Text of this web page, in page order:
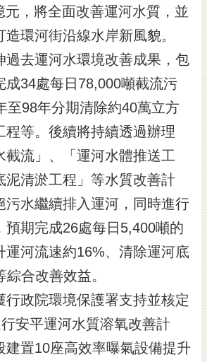
元，將全面改善運河水質，並
環河街沿線水岸新風貌。
過去運河水環境改善成果，包
成34處每日78,000噸截流污
至98年分期清除約40萬立方
程等。後續將持續透過辦理
截流」、「運河水體推送工
泥清淤工程」等水質改善計
污水繼續排入運河，同時進行
預期完成26處每日5,400噸的
運河流速約16%、清除運河底
合改善效益。
行政院環境保護署支持並核定
安平運河水質溶氧改善計
建置10座高效率曝氣設備提升